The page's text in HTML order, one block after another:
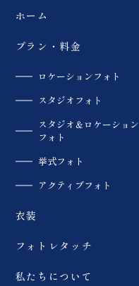
ホーム
プラン・料金
ロケーションフォト
スタジオフォト
スタジオ＆ロケーション
フォト
挙式フォト
アクティブフォト
衣装
フォトレタッチ
私たちについて